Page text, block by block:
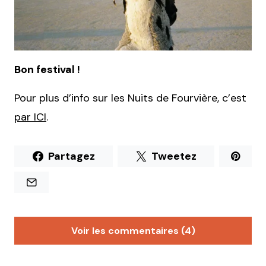
Bon festival !
Pour plus d’info sur les Nuits de Fourvière, c’est
par ICI.
Partagez Tweetez
Voir les commentaires (4)